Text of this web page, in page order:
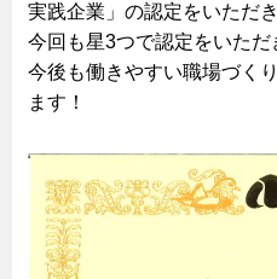
実践企業」の認定をいただ
今回も星3つで認定をいただ
今後も働きやすい職場づく
ます！